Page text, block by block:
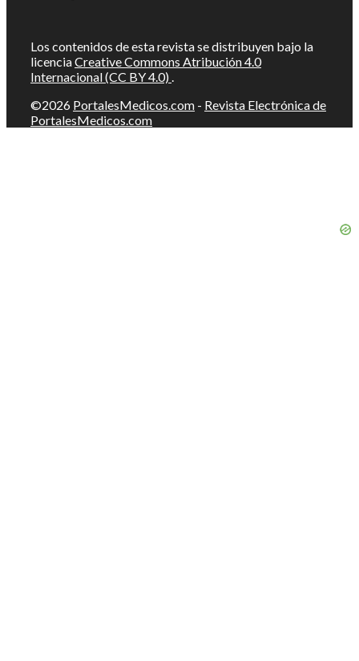
Los contenidos de esta revista se distribuyen bajo la
licenciaCreative Commons Atribución 4.0
Internacional (CC BY 4.0) .
©2026 PortalesMedicos.com - Revista Electrónica de
PortalesMedicos.com